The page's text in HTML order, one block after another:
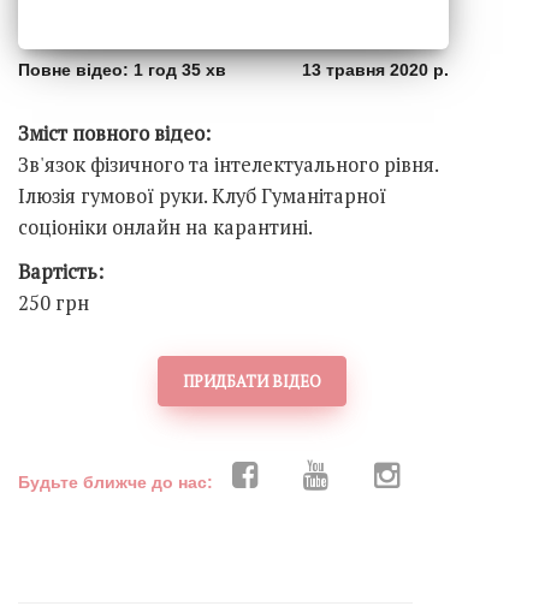
Повне відео: 1 год 35 хв 13 травня 2020 р.
Зміст повного відео:
Зв'язок фізичного та інтелектуального рівня.
Ілюзія гумової руки. Клуб Гуманітарної
соціоніки онлайн на карантині.
Вартість:
250 грн
ПРИДБАТИ ВІДЕО
Будьте ближче до нас: